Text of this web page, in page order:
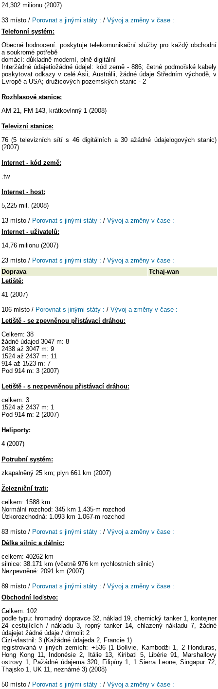
24,302 milionu (2007)
33 místo / Porovnat s jinými státy : / Vývoj a změny v čase :
Telefonní systém:
Obecné hodnocení: poskytuje telekomunikační služby pro každý obchodní
a soukromé potřebě
domácí: důkladně moderní, plně digitální
Interžádné údajetiožádné údajel: kód země - 886; četné podmořské kabely
poskytovat odkazy v celé Asii, Austrálii, žádné údaje Středním východě, v
Evropě a USA; družicových pozemských stanic - 2
Rozhlasové stanice:
AM 21, FM 143, krátkovlnný 1 (2008)
Televizní stanice:
76 (5 televizních sítí s 46 digitálních a 30 ažádné údajelogových stanic)
(2007)
Internet - kód země:
.tw
Internet - host:
5,225 mil. (2008)
13 místo / Porovnat s jinými státy : / Vývoj a změny v čase :
Internet - uživatelů:
14,76 milionu (2007)
23 místo / Porovnat s jinými státy : / Vývoj a změny v čase :
Doprava
Tchaj-wan
Letiště:
41 (2007)
106 místo / Porovnat s jinými státy : / Vývoj a změny v čase :
Letiště - se zpevněnou přistávací dráhou:
Celkem: 38
žádné údajed 3047 m: 8
2438 až 3047 m: 9
1524 až 2437 m: 11
914 až 1523 m: 7
Pod 914 m: 3 (2007)
Letiště - s nezpevněnou přistávací dráhou:
celkem: 3
1524 až 2437 m: 1
Pod 914 m: 2 (2007)
Heliporty:
4 (2007)
Potrubní systém:
zkapalněný 25 km; plyn 661 km (2007)
Železniční trati:
celkem: 1588 km
Normální rozchod: 345 km 1.435-m rozchod
Úzkorozchodná: 1.093 km 1.067-m rozchod
83 místo / Porovnat s jinými státy : / Vývoj a změny v čase :
Délka silnic a dálnic:
celkem: 40262 km
silnice: 38.171 km (včetně 976 km rychlostních silnic)
Nezpevněné: 2091 km (2007)
89 místo / Porovnat s jinými státy : / Vývoj a změny v čase :
Obchodní loďstvo:
Celkem: 102
podle typu: hromadný dopravce 32, náklad 19, chemický tanker 1, kontejner
24 cestujících / nákladu 3, ropný tanker 14, chlazený nákladu 7, žádné
údajejet žádné údaje / drmolit 2
Cizí-vlastnil: 3 (Kažádné údajeda 2, Francie 1)
registrovaná v jiných zemích: +536 (1 Bolívie, Kambodži 1, 2 Honduras,
Hong Kong 11, Indonésie 2, Itálie 13, Kiribati 5, Libérie 91, Marshallovy
ostrovy 1, Pažádné údajema 320, Filipíny 1, 1 Sierra Leone, Singapur 72,
Thajsko 1, UK 11, neznámé 3) (2008)
50 místo / Porovnat s jinými státy : / Vývoj a změny v čase :